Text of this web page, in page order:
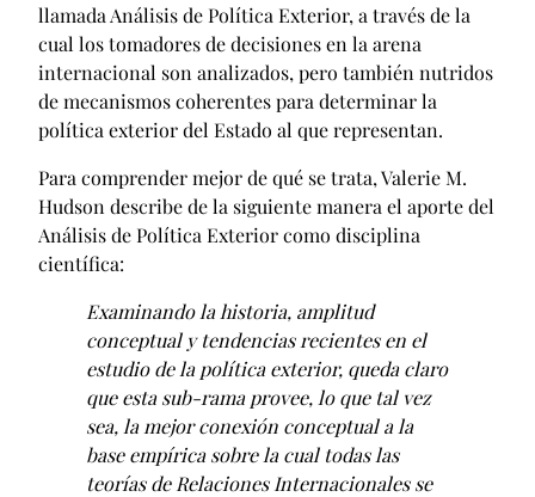
llamada Análisis de Política Exterior, a través de la
cual los tomadores de decisiones en la arena
internacional son analizados, pero también nutridos
de mecanismos coherentes para determinar la
política exterior del Estado al que representan.
Para comprender mejor de qué se trata, Valerie M.
Hudson describe de la siguiente manera el aporte del
Análisis de Política Exterior como disciplina
científica:
Examinando la historia, amplitud
conceptual y tendencias recientes en el
estudio de la política exterior, queda claro
que esta sub-rama provee, lo que tal vez
sea, la mejor conexión conceptual a la
base empírica sobre la cual todas las
teorías de Relaciones Internacionales se